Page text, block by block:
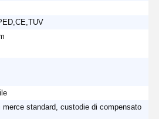
merce standard, custodie di compensato